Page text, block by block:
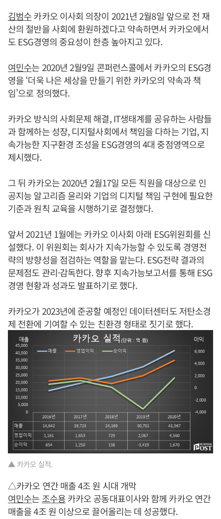
김범수카카오 이사회 의장이 2021년 2월8일 앞으로 전 재
산의 절반을 사회에 환원하겠다고 약속하면서 카카오에서
도 ESG경영의 중요성이 한층 높아지고 있다.
여민수는 2020년 2월9일 콘퍼런스콜에서 카카오의 ESG경
영을 ‘더욱 나은 세상을 만들기 위한 카카오의 약속과 책
임’으로 정의했다.
카카오 방식의 사회문제 해결, IT생태계를 공유하는 사람들
과 함께하는 성장, 디지털사회에서 책임을 다하는 기업, 지
속가능한 지구환경 조성을 ESG경영의 4대 중점영역으로
제시했다.
그 뒤 카카오는 2020년 2월17일 모든 직원을 대상으로 인
공지능 알고리즘 윤리와 기업의 디지털 책임 구현에 필요한
기준과 원칙 교육을 시행하기로 결정했다.
앞서 2021년 1월에는 카카오 이사회 아래 ESG위원회를 신
설했다. 이 위원회는 회사가 지속가능할 수 있도록 경영전
략의 방향성을 점검하는 역할을 맡는다. ESG전략 결과의
문제점도 관리·감독한다. 향후 지속가능보고서를 통해 ESG
경영 현황과 성과도 발표하기로 했다.
카카오가 2023년에 준공할 예정인 데이터센터도 저탄소경
제 전환에 기여할 수 있는 친환경 형태로 짓기로 했다.
▲ 카카오 실적.
△카카오 연간 매출 4조 원 시대 개막
여민수는 조수용카카오 공동대표이사와 함께 카카오 연간
매출을 4조 원 이상으로 끌어올리는 데 성공했다.